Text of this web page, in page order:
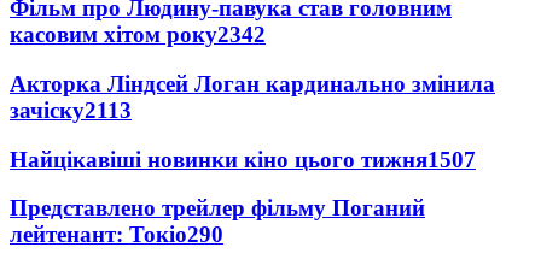
Фільм про Людину-павука став головним
касовим хітом року2342
Акторка Ліндсей Логан кардинально змінила
зачіску2113
Найцікавіші новинки кіно цього тижня1507
Представлено трейлер фільму Поганий
лейтенант: Токіо290